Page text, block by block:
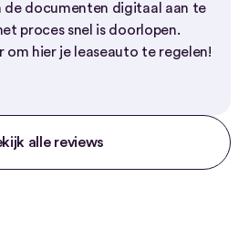
alle reviews
de documenten digitaal aan te
proces snel is doorlopen.
om hier je leaseauto te regelen!